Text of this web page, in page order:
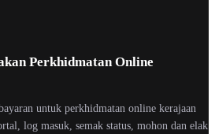
Perkhidmatan Online
untuk perkhidmatan online kerajaan
log masuk, semak status, mohon dan elak